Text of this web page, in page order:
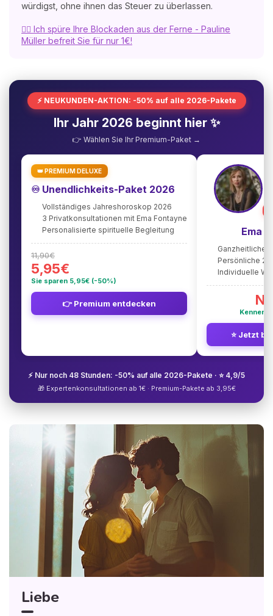
würdigst, ohne ihnen das Steuer zu überlassen.
🧘‍♀️ Ich spüre Ihre Blockaden aus der Ferne - Pauline
Müller befreit Sie für nur 1€!
⚡ NEUKUNDEN-AKTION: -50% auf alle 2026-Pakete
Ihr Jahr 2026 beginnt hier ✨
👉 Wählen Sie Ihr Premium-Paket →
👑 PREMIUM DELUXE
♾️ Unendlichkeits-Paket 2026
Vollständiges Jahreshoroskop 2026
3 Privatkonsultationen mit Ema Fontayne
Personalisierte spirituelle Begleitung
11,90€
5,95€
Sie sparen 5,95€ (-50%)
👉 Premium entdecken
Ema
Ganzheitliche
Persönliche
Individuelle
⭐ Jetzt
⚡ Nur noch 48 Stunden: -50% auf alle 2026-Pakete · ⭐ 4,9/5
🎁 Expertenkonsultationen ab 1€ · Premium-Pakete ab 3,95€
Liebe